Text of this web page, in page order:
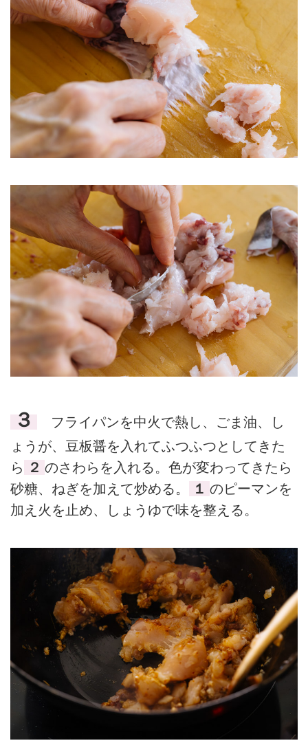
３
フライパンを中火で熱し、ごま油、し
ょうが、豆板醤を入れてふつふつとしてきた
ら ２ のさわらを入れる。色が変わってきたら
砂糖、ねぎを加えて炒める。
１ のピーマンを
加え火を止め、しょうゆで味を整える。